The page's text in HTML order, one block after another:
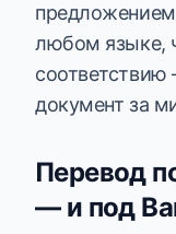
любом языке,
соответствию
документ за
Перевод
— и под